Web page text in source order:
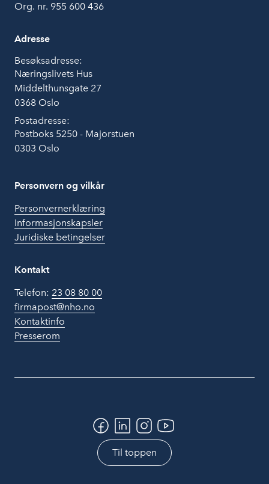
Org. nr. 955 600 436
Adresse
Besøksadresse:
Næringslivets Hus
Middelthunsgate 27
0368 Oslo
Postadresse:
Postboks 5250 - Majorstuen
0303 Oslo
Personvern og vilkår
Personvernerklæring
Informasjonskapsler
Juridiske betingelser
Kontakt
Telefon: 23 08 80 00
firmapost@nho.no
Kontaktinfo
Presserom
Til toppen